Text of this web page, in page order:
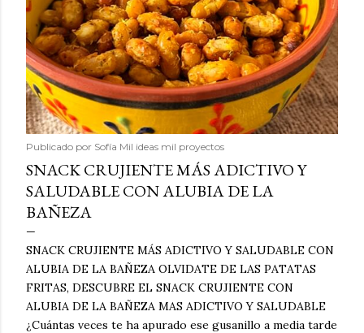
Publicado por Sofía Mil ideas mil proyectos
SNACK CRUJIENTE MÁS ADICTIVO Y
SALUDABLE CON ALUBIA DE LA
BAÑEZA
SNACK CRUJIENTE MÁS ADICTIVO Y SALUDABLE CON
ALUBIA DE LA BAÑEZA OLVIDATE DE LAS PATATAS
FRITAS, DESCUBRE EL SNACK CRUJIENTE CON
ALUBIA DE LA BAÑEZA MAS ADICTIVO Y SALUDABLE
¿Cuántas veces te ha apurado ese gusanillo a media tarde